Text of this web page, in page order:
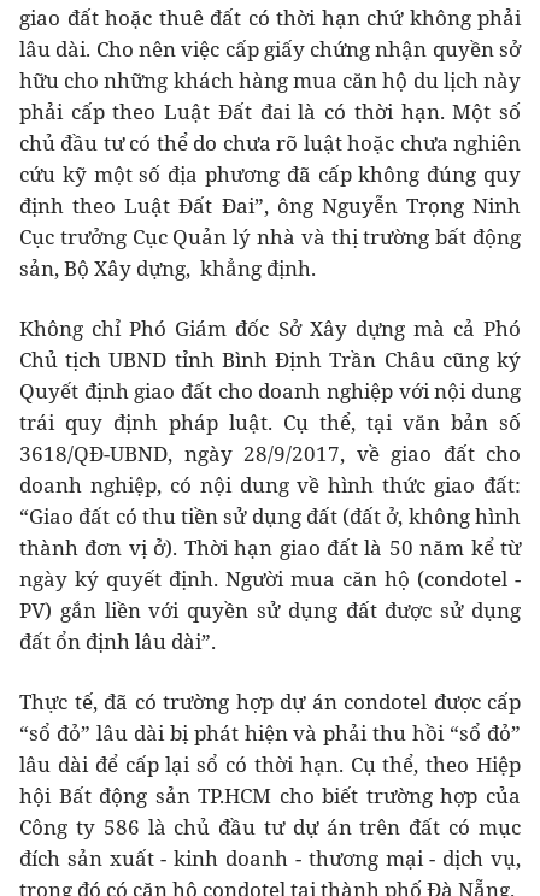
giao đất hoặc thuê đất có thời hạn chứ không phải
lâu dài. Cho nên việc cấp giấy chứng nhận quyền sở
hữu cho những khách hàng mua căn hộ du lịch này
phải cấp theo Luật Đất đai là có thời hạn. Một số
chủ đầu tư có thể do chưa rõ luật hoặc chưa nghiên
cứu kỹ một số địa phương đã cấp không đúng quy
định theo Luật Đất Đai”, ông Nguyễn Trọng Ninh
Cục trưởng Cục Quản lý nhà và thị trường bất động
sản, Bộ Xây dựng, khẳng định.
Không chỉ Phó Giám đốc Sở Xây dựng mà cả Phó
Chủ tịch UBND tỉnh Bình Định Trần Châu cũng ký
Quyết định giao đất cho doanh nghiệp với nội dung
trái quy định pháp luật. Cụ thể, tại văn bản số
3618/QĐ-UBND, ngày 28/9/2017, về giao đất cho
doanh nghiệp, có nội dung về hình thức giao đất:
“Giao đất có thu tiền sử dụng đất (đất ở, không hình
thành đơn vị ở). Thời hạn giao đất là 50 năm kể từ
ngày ký quyết định. Người mua căn hộ (condotel -
PV) gắn liền với quyền sử dụng đất được sử dụng
đất ổn định lâu dài”.
Thực tế, đã có trường hợp dự án condotel được cấp
“sổ đỏ” lâu dài bị phát hiện và phải thu hồi “sổ đỏ”
lâu dài để cấp lại sổ có thời hạn. Cụ thể, theo Hiệp
hội Bất động sản TP.HCM cho biết trường hợp của
Công ty 586 là chủ đầu tư dự án trên đất có mục
đích sản xuất - kinh doanh - thương mại - dịch vụ,
trong đó có căn hộ condotel tại thành phố Đà Nẵng.